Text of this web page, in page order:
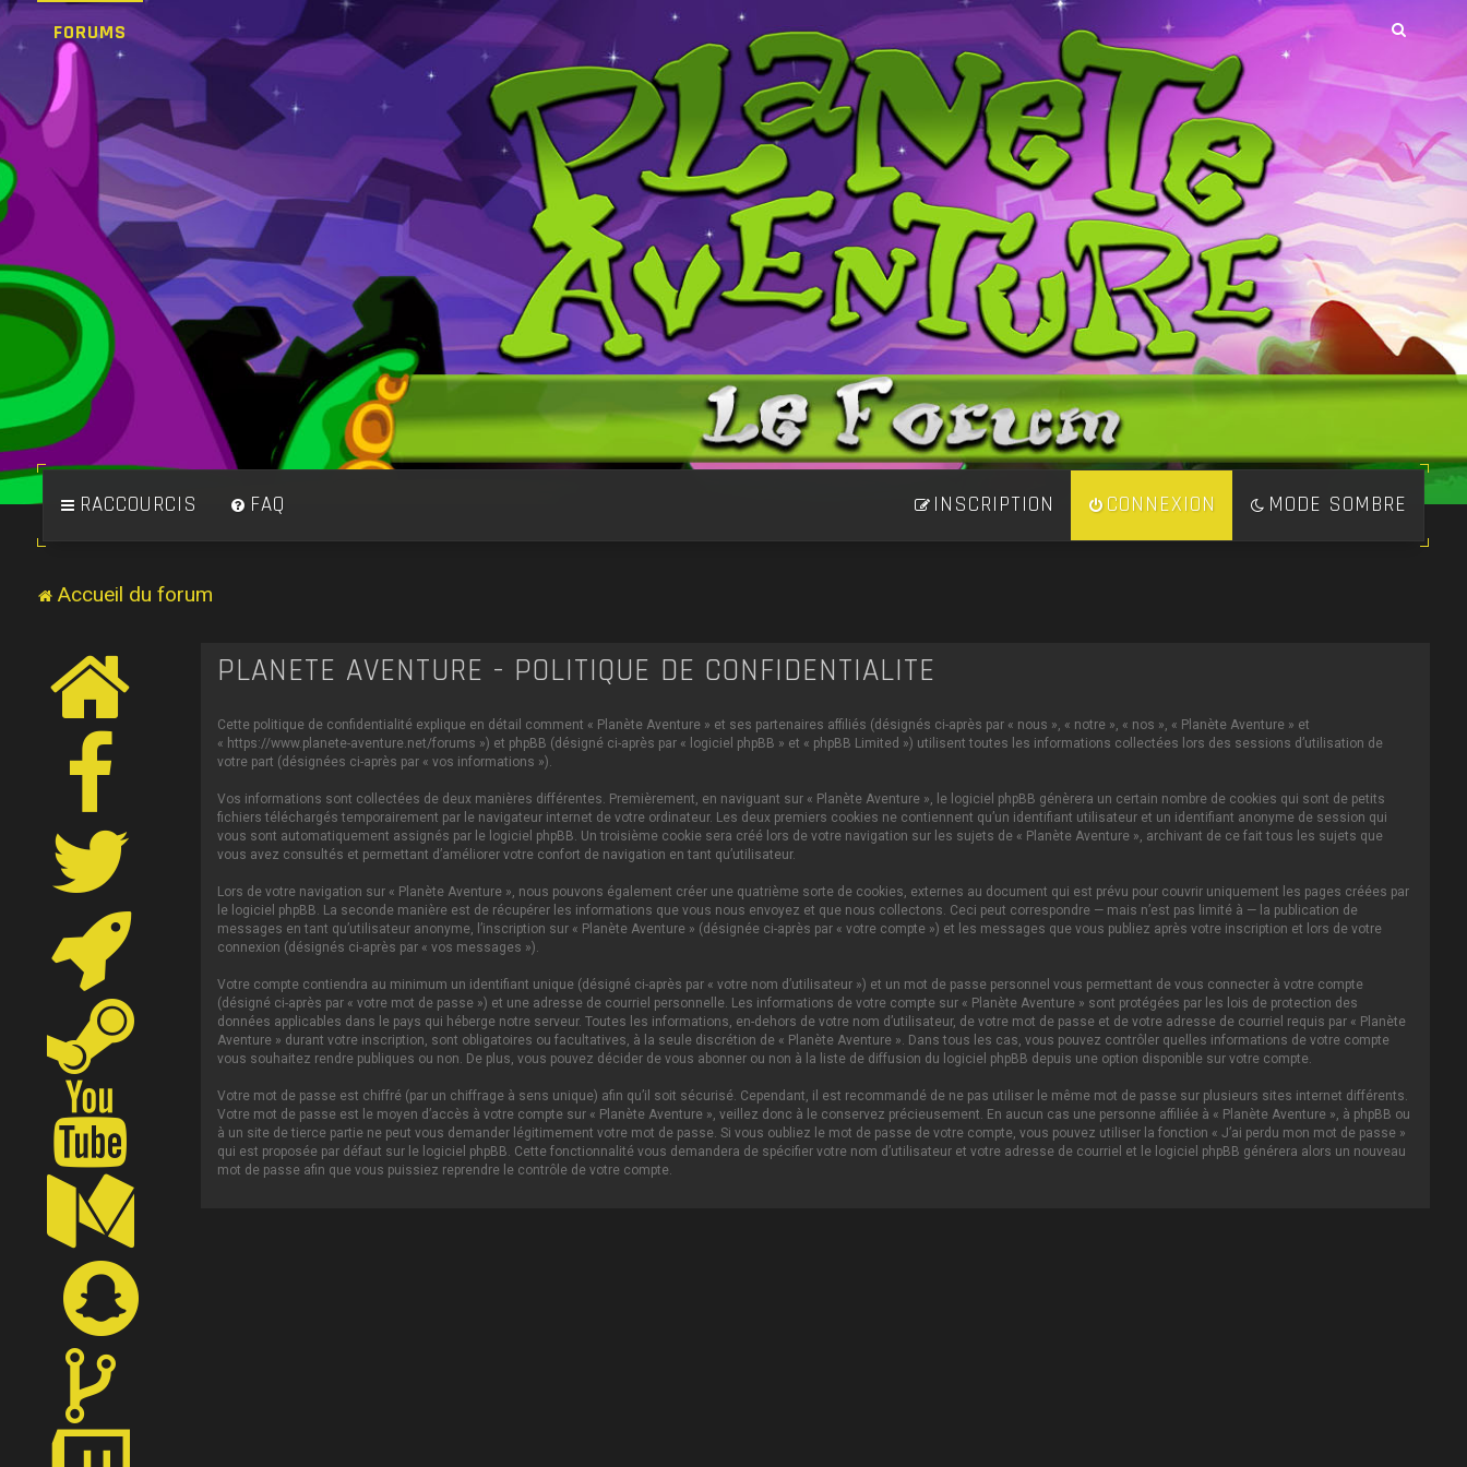
FORUMS
RACCOURCIS MODE SOMBRE
FAQ CONNEXION
INSCRIPTION
Accueil du forum
PLANÈTE AVENTURE - POLITIQUE DE CONFIDENTIALITÉ
Cette politique de confidentialité explique en détail comment « Planète Aventure » et ses partenaires affiliés (désignés ci-après par « nous », « notre », « nos », « Planète Aventure » et
« https://www.planete-aventure.net/forums ») et phpBB (désigné ci-après par « logiciel phpBB » et « phpBB Limited ») utilisent toutes les informations collectées lors des sessions d’utilisation de
votre part (désignées ci-après par « vos informations »).
Vos informations sont collectées de deux manières différentes. Premièrement, en naviguant sur « Planète Aventure », le logiciel phpBB génèrera un certain nombre de cookies qui sont de petits
fichiers téléchargés temporairement par le navigateur internet de votre ordinateur. Les deux premiers cookies ne contiennent qu’un identifiant utilisateur et un identifiant anonyme de session qui
vous sont automatiquement assignés par le logiciel phpBB. Un troisième cookie sera créé lors de votre navigation sur les sujets de « Planète Aventure », archivant de ce fait tous les sujets que
vous avez consultés et permettant d’améliorer votre confort de navigation en tant qu’utilisateur.
Lors de votre navigation sur « Planète Aventure », nous pouvons également créer une quatrième sorte de cookies, externes au document qui est prévu pour couvrir uniquement les pages créées par
le logiciel phpBB. La seconde manière est de récupérer les informations que vous nous envoyez et que nous collectons. Ceci peut correspondre — mais n’est pas limité à — la publication de
messages en tant qu’utilisateur anonyme, l’inscription sur « Planète Aventure » (désignée ci-après par « votre compte ») et les messages que vous publiez après votre inscription et lors de votre
connexion (désignés ci-après par « vos messages »).
Votre compte contiendra au minimum un identifiant unique (désigné ci-après par « votre nom d’utilisateur ») et un mot de passe personnel vous permettant de vous connecter à votre compte
(désigné ci-après par « votre mot de passe ») et une adresse de courriel personnelle. Les informations de votre compte sur « Planète Aventure » sont protégées par les lois de protection des
données applicables dans le pays qui héberge notre serveur. Toutes les informations, en-dehors de votre nom d’utilisateur, de votre mot de passe et de votre adresse de courriel requis par « Planète
Aventure » durant votre inscription, sont obligatoires ou facultatives, à la seule discrétion de « Planète Aventure ». Dans tous les cas, vous pouvez contrôler quelles informations de votre compte
vous souhaitez rendre publiques ou non. De plus, vous pouvez décider de vous abonner ou non à la liste de diffusion du logiciel phpBB depuis une option disponible sur votre compte.
Votre mot de passe est chiffré (par un chiffrage à sens unique) afin qu’il soit sécurisé. Cependant, il est recommandé de ne pas utiliser le même mot de passe sur plusieurs sites internet différents.
Votre mot de passe est le moyen d’accès à votre compte sur « Planète Aventure », veillez donc à le conservez précieusement. En aucun cas une personne affiliée à « Planète Aventure », à phpBB ou
à un site de tierce partie ne peut vous demander légitimement votre mot de passe. Si vous oubliez le mot de passe de votre compte, vous pouvez utiliser la fonction « J’ai perdu mon mot de passe »
qui est proposée par défaut sur le logiciel phpBB. Cette fonctionnalité vous demandera de spécifier votre nom d’utilisateur et votre adresse de courriel et le logiciel phpBB générera alors un nouveau
mot de passe afin que vous puissiez reprendre le contrôle de votre compte.